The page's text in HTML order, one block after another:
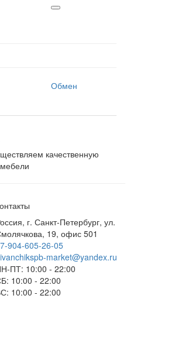
Обмен
качественную
г. Санкт-Петербург, ул.
19, офис 501
904-605-26-05
market@yandex.ru
ПТ: 10:00 - 22:00
10:00 - 22:00
10:00 - 22:00